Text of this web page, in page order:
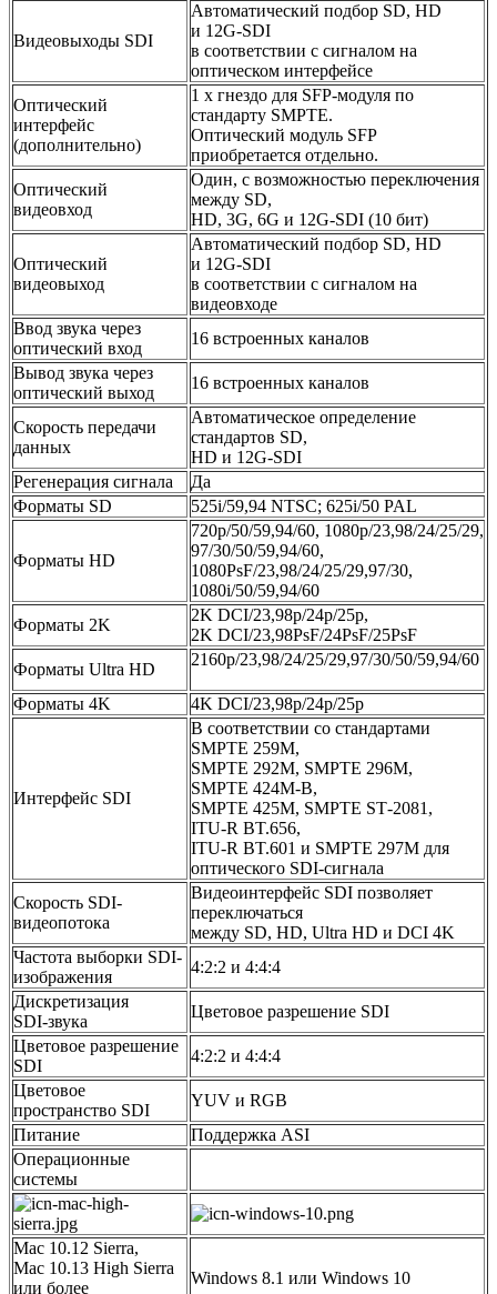
Видеовыходы SDI
Автоматический подбор SD, HD
и 12G‑SDI
в соответствии с сигналом на
оптическом интерфейсе
Оптический
интерфейс
(дополнительно)
1 х гнездо для SFP-модуля по
стандарту SMPTE.
Оптический модуль SFP
приобретается отдельно.
Оптический
видеовход
Один, с возможностью переключения
между SD,
HD, 3G, 6G и 12G‑SDI (10 бит)
Оптический
видеовыход
Автоматический подбор SD, HD
и 12G‑SDI
в соответствии с сигналом на
видеовходе
Ввод звука через
оптический вход
16 встроенных каналов
Вывод звука через
оптический выход
16 встроенных каналов
Скорость передачи
данных
Автоматическое определение
стандартов SD,
HD и 12G‑SDI
Регенерация сигнала
Да
Форматы SD
525i/59,94 NTSC; 625i/50 PAL
Форматы HD
720p/50/59,94/60, 1080p/23,98/24/25/29,
97/30/50/59,94/60,
1080PsF/23,98/24/25/29,97/30,
1080i/50/59,94/60
Форматы 2K
2K DCI/23,98p/24p/25p,
2K DCI/23,98PsF/24PsF/25PsF
Форматы Ultra HD
2160p/23,98/24/25/29,97/30/50/59,94/60
Форматы 4K 4K DCI/23,98p/24p/25p
Интерфейс SDI
В соответствии со стандартами
SMPTE 259M,
SMPTE 292M, SMPTE 296M,
SMPTE 424M‑B,
SMPTE 425M, SMPTE ST‑2081,
ITU‑R BT.656,
ITU‑R BT.601 и SMPTE 297M для
оптического SDI‑сигнала
Скорость SDI-
видеопотока
Видеоинтерфейс SDI позволяет
переключаться
между SD, HD, Ultra HD и DCI 4K
Частота выборки SDI-
изображения
4:2:2 и 4:4:4
Дискретизация
SDI‑звука
Цветовое разрешение SDI
Цветовое разрешение
SDI
4:2:2 и 4:4:4
Цветовое
пространство SDI
YUV и RGB
Питание
Поддержка ASI
Операционные
системы
Mac 10.12 Sierra,
Mac 10.13 High Sierra
или более
Windows 8.1 или Windows 10